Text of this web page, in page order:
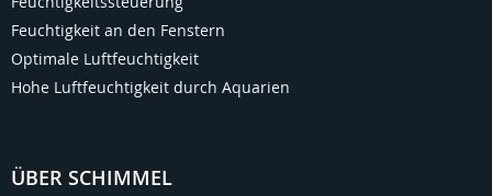
Feuchtigkeit an den Fenstern
Optimale Luftfeuchtigkeit
Hohe Luftfeuchtigkeit durch Aquarien
ÜBER SCHIMMEL